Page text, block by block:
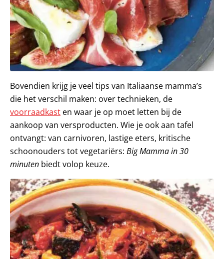
Bovendien krijg je veel tips van Italiaanse mamma’s
die het verschil maken: over technieken, de
voorraadkast en waar je op moet letten bij de
aankoop van versproducten. Wie je ook aan tafel
ontvangt: van carnivoren, lastige eters, kritische
schoonouders tot vegetariërs: BigMamma in 30
minuten biedt volop keuze.